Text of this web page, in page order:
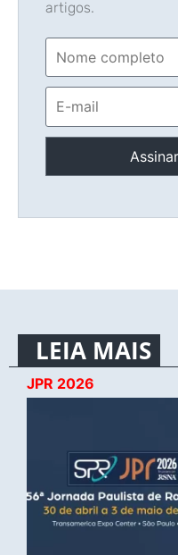
artigos.
LEIA MAIS
JPR 2026